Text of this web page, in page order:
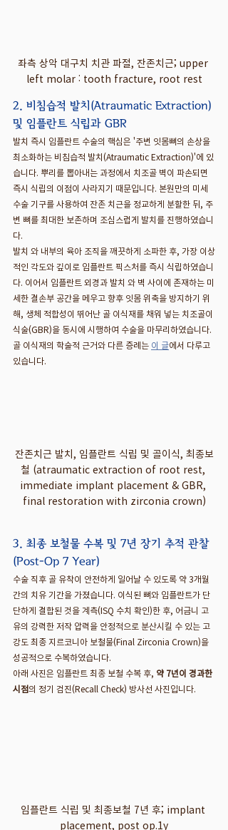
좌측 상악 대구치 치관 파절, 잔존치근; upper
left molar : tooth fracture, root rest
2. 비침습적 발치(Atraumatic Extraction)
및 임플란트 식립과 GBR
발치 즉시 임플란트 수술의 핵심은 '주변 잇몸뼈의 손상을
최소화하는 비침습적 발치(Atraumatic Extraction)'에 있
습니다. 뿌리를 뽑아내는 과정에서 치조골 벽이 파손되면
즉시 식립의 이점이 사라지기 때문입니다. 본원만의 미세
수술 기구를 사용하여 잔존 치근을 정교하게 분할한 뒤, 주
변 뼈를 최대한 보존하며 조심스럽게 발치를 진행하였습니
다.
발치 와 내부의 육아 조직을 깨끗하게 소파한 후, 가장 이상
적인 각도와 깊이로 임플란트 픽스처를 즉시 식립하였습니
다. 이어서 임플란트 외경과 발치 와 벽 사이에 존재하는 미
세한 결손부 공간을 메우고 향후 잇몸 위축을 방지하기 위
해, 생체 적합성이 뛰어난 골 이식재를 채워 넣는 치조골이
식술(GBR)을 동시에 시행하여 수술을 마무리하였습니다.
골 이식재의 학술적 근거와 다른 증례는 이 글에서 다루고
있습니다.
잔존치근 발치, 임플란트 식립 및 골이식, 최종보
철 (atraumatic extraction of root rest,
immediate implant placement & GBR,
final restoration with zirconia crown)
3. 최종 보철물 수복 및 7년 장기 추적 관찰
(Post-Op 7 Year)
수술 직후 골 유착이 안전하게 일어날 수 있도록 약 3개월
간의 치유 기간을 가졌습니다. 이식된 뼈와 임플란트가 단
단하게 결합된 것을 계측(ISQ 수치 확인)한 후, 어금니 고
유의 강력한 저작 압력을 안정적으로 분산시킬 수 있는 고
강도 최종 지르코니아 보철물(Final Zirconia Crown)을
성공적으로 수복하였습니다.
아래 사진은 임플란트 최종 보철 수복 후, 약 7년이 경과한
시점의 정기 검진(Recall Check) 방사선 사진입니다.
임플란트 식립 및 최종보철 7년 후; implant
placement, post op.1y